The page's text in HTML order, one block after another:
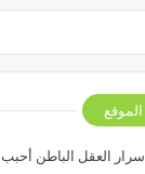
العقل الباطن أحبب